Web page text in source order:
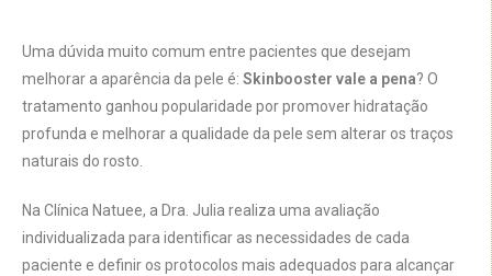
Uma dúvida muito comum entre pacientes que desejam
melhorar a aparência da pele é: Skinbooster vale a pena? O
tratamento ganhou popularidade por promover hidratação
profunda e melhorar a qualidade da pele sem alterar os traços
naturais do rosto.
Na Clínica Natuee, a Dra. Julia realiza uma avaliação
individualizada para identificar as necessidades de cada
paciente e definir os protocolos mais adequados para alcançar